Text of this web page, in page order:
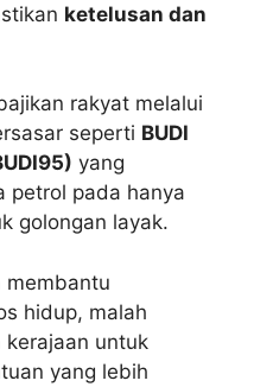
ketelusan dan
rakyat melalui
seperti BUDI
yang
petrol pada hanya
golongan layak.
membantu
hidup, malah
kerajaan untuk
yang lebih